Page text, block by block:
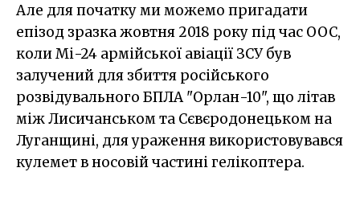
Але для початку ми можемо пригадати
епізод зразка жовтня 2018 року під час ООС,
коли Мі-24 армійської авіації ЗСУ був
залучений для збиття російського
розвідувального БПЛА "Орлан-10", що літав
між Лисичанськом та Сєвєродонецьком на
Луганщині, для ураження використовувався
кулемет в носовій частині гелікоптера.